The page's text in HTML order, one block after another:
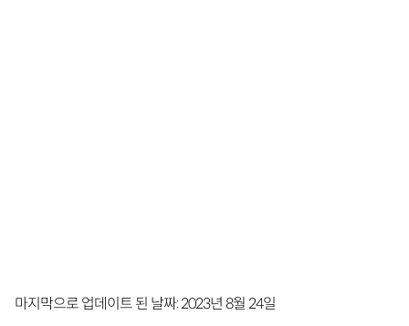
마지막으로 업데이트 된 날짜: 2023년 8월 24일